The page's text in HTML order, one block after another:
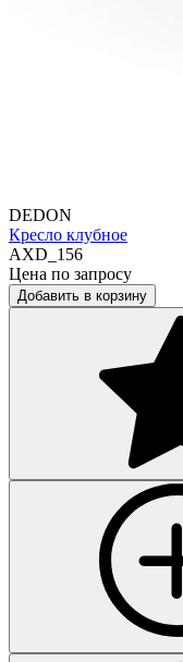
DEDON
Кресло клубное
AXD_156
Цена по запросу
Добавить в корзину